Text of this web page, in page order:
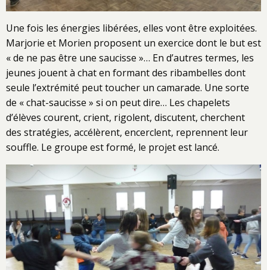
Une fois les énergies libérées, elles vont être exploitées.
Marjorie et Morien proposent un exercice dont le but est
« de ne pas être une saucisse »… En d’autres termes, les
jeunes jouent à chat en formant des ribambelles dont
seule l’extrémité peut toucher un camarade. Une sorte
de « chat-saucisse » si on peut dire… Les chapelets
d’élèves courent, crient, rigolent, discutent, cherchent
des stratégies, accélèrent, encerclent, reprennent leur
souffle. Le groupe est formé, le projet est lancé.